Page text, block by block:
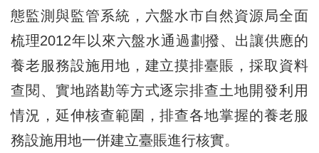
態監測與監管系統，六盤水市自然資源局全面
梳理2012年以來六盤水通過劃撥、出讓供應的
養老服務設施用地，建立摸排臺賬，採取資料
查閱、實地踏勘等方式逐宗排查土地開發利用
情況，延伸核查範圍，排查各地掌握的養老服
務設施用地一併建立臺賬進行核實。